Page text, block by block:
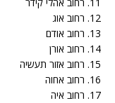
12. רחוב אוג
13. רחוב אודם
14. רחוב אורן
15. רחוב אזור תעשיה
16. רחוב אחוה
17. רחוב איה